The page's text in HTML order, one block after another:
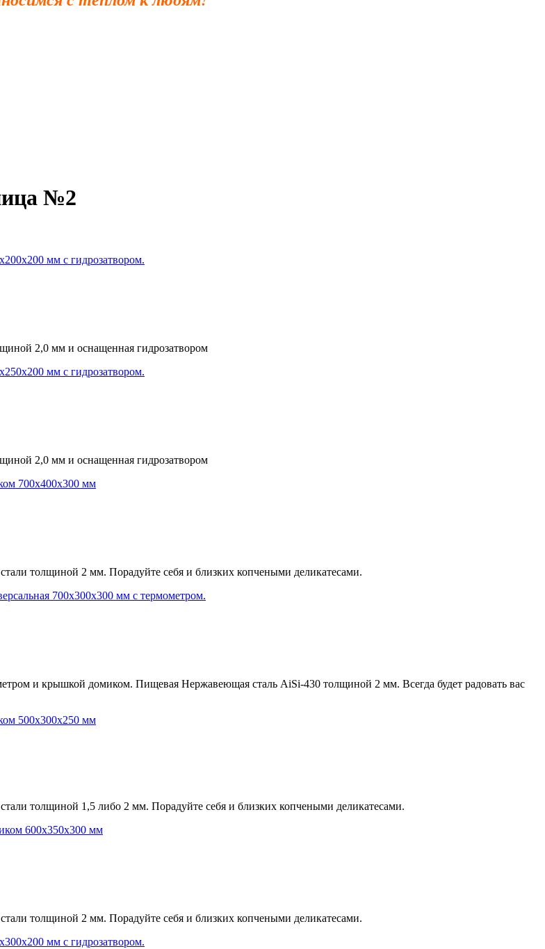
№2
2,0 мм и оснащенная гидрозатвором
2,0 мм и оснащенная гидрозатвором
толщиной 2 мм. Порадуйте себя и близких копчеными деликатесами.
и крышкой домиком. Пищевая Нержавеющая сталь AiSi-430 толщиной 2 мм. Всегда будет радовать вас
толщиной 1,5 либо 2 мм. Порадуйте себя и близких копчеными деликатесами.
толщиной 2 мм. Порадуйте себя и близких копчеными деликатесами.